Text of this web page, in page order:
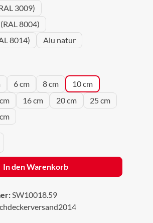
3009)
8004)
8014)
Alu natur
6 cm 8 cm
10 cm
16 cm 20 cm
25 cm
Gib den gewünschten
In den Warenkorb
SW10018.59